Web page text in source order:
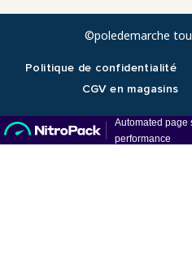
©poledemarche
Politique de confidentialité
CGV en magasins